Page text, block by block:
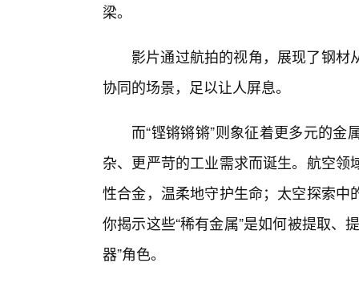
梁。
影片通过航拍的视角，展现了钢
协同的场景，足以让人屏息。
而“铿锵锵锵”则象征着更多元的
杂、更严苛的工业需求而诞生。航空
性合金，温柔地守护生命；太空探索
你揭示这些“稀有金属”是如何被提取、
器”角色。